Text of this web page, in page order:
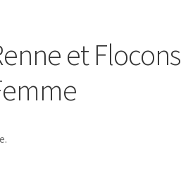
et Flocons